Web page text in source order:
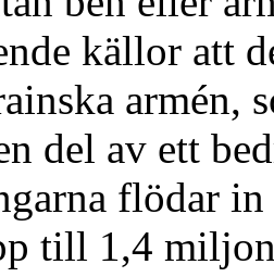
källor att
armén,
del av ett
flödar
till 1,4